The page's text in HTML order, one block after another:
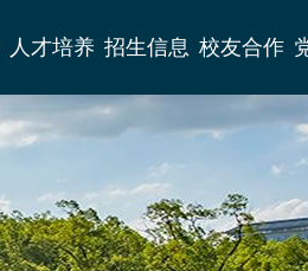
人才培养 招生信息 校友合作